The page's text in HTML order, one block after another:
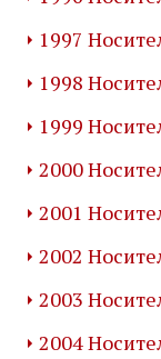
1997
1998
1999
2000
2001
2002
2003
2004